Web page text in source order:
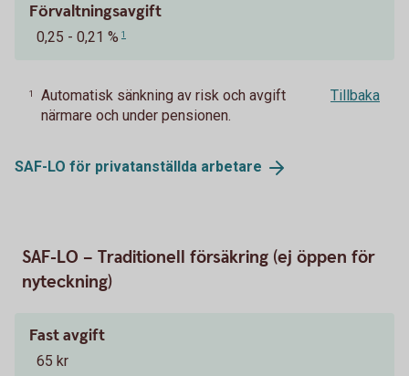
Förvaltningsavgift
0,25 - 0,21 % 1
1
Automatisk sänkning av risk och avgift
närmare och under pensionen.
Tillbaka
SAF-LO för privatanställda arbetare
SAF-LO – Traditionell försäkring (ej öppen för
nyteckning)
Fast avgift
65 kr